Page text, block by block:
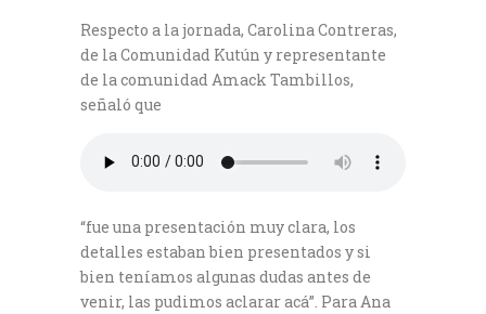
Respecto a la jornada, Carolina Contreras,
de la Comunidad Kutún y representante
de la comunidad Amack Tambillos,
señaló que
“fue una presentación muy clara, los
detalles estaban bien presentados y si
bien teníamos algunas dudas antes de
venir, las pudimos aclarar acá”. Para Ana